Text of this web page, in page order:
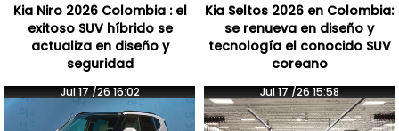
Kia Niro 2026 Colombia : el
exitoso SUV híbrido se
actualiza en diseño y
seguridad
Kia Seltos 2026 en Colombia:
se renueva en diseño y
tecnología el conocido SUV
coreano
Jul 17 /26 16:02 Jul 17 /26 15:58